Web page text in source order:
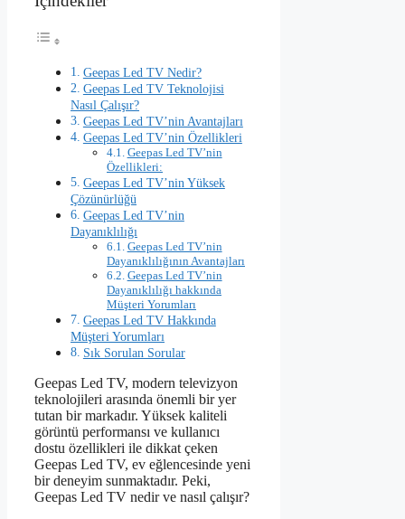
Geepas Led TV Nedir?
Geepas Led TV Teknolojisi
Nasıl Çalışır?
Geepas Led TV’nin Avantajları
Geepas Led TV’nin Özellikleri
Geepas Led TV’nin
Özellikleri:
Geepas Led TV’nin Yüksek
Çözünürlüğü
Geepas Led TV’nin
Dayanıklılığı
Geepas Led TV’nin
Dayanıklılığının Avantajları
Geepas Led TV’nin
Dayanıklılığı hakkında
Müşteri Yorumları
Geepas Led TV Hakkında
Müşteri Yorumları
Sık Sorulan Sorular
Geepas Led TV, modern televizyon
teknolojileri arasında önemli bir yer
tutan bir markadır. Yüksek kaliteli
görüntü performansı ve kullanıcı
dostu özellikleri ile dikkat çeken
Geepas Led TV, ev eğlencesinde yeni
bir deneyim sunmaktadır. Peki,
Geepas Led TV nedir ve nasıl çalışır?